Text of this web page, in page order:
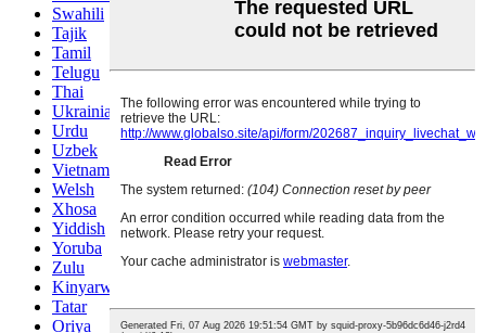
Swahili
Tajik
Tamil
Telugu
Thai
Ukrainian
Urdu
Uzbek
Vietnamese
Welsh
Xhosa
Yiddish
Yoruba
Zulu
Kinyarwanda
Tatar
Oriya